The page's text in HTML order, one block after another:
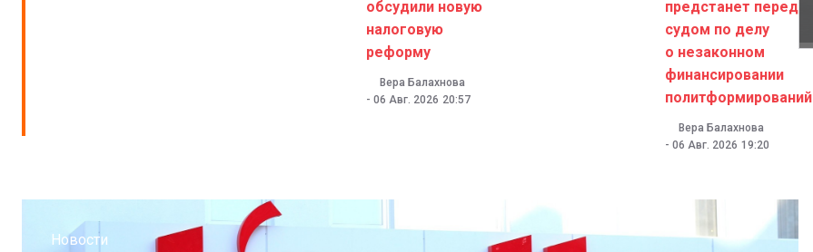
обсудили новую
налоговую
реформу
Вера Балахнова
- 06 Авг. 2026 20:57
предстанет перед
судом по делу
о незаконном
финансировании
политформирований
Вера Балахнова
- 06 Авг. 2026 19:20
Новости